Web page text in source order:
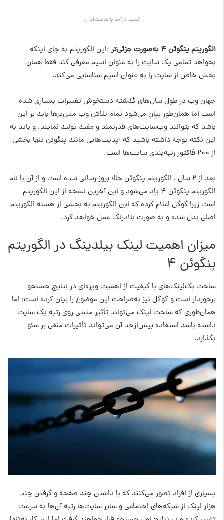
کسب درآمد با هاست‌ایران
الگوریتم پنگوئن ۴ به‌صورت جزئی‌تر
:این الگوریتم به جای اینکه
بخواهد تمامی یک سایت را به عنوان اسپم معرفی کند فقط همان
بخش خاص از سایت را به عنوان اسپم شناسایی می‌کند.
جهان وب در طول سال‌های گذشته دستخوش تغییرات بسیاری شده
است اما همان‌طور بیان می‌شود تمام تلاش وب مس‌ترها باید بر این
باشد که بتوانند وب‌سایت‌های قدرتمند و مفید تولید نمایند. و باید به
این نکته توجه داشته باشید که آپدیت‌هایی مانند پنگوئن تنها بخشی
از ۲۰۰ فاکتور رتبه‌بندی سایت‌ها است.
بعد از ۲ سال ، الگوریتم پنگوئن حالا بروز رسانی شده است و از آن با نام
الگوریتم پنگوئن ۴ یاد می‌شود و این آخرین نسخه از این الگوریتم
است زیرا گوگل اعلام کرده که این الگوریتم به بخشی از هسته الگوریتم
اصلی بدل شده و به صورت بلادرنگ عمل خواهد کرد.
میزان اهمیت لینک بیلدینگ در الگوریتم
پنگوئن ۴
ساخت بک‌لینک‌های با کیفیت از اهمیت ویژه‌ای در نتایج جستجو
برخوردار است و گوگل نیز به‌صراحت این موضوع را بیان کرده است؛ اما
همان‌طوری که ساخت لینک می‌تواند تأثیر مثبتی روی رتبه یک سایت
داشته باشد استفاده بیش‌ازحد آن می‌تواند تأثیرات منفی بر سئو
بگذارد.
بسیاری از افراد تصور می‌کنند که با داشتن چند صفحه و گرفتن چند
هزار لینک از شبکه‌های اجتماعی و سایر سایت‌ها رتبه آن‌ها به سرعت